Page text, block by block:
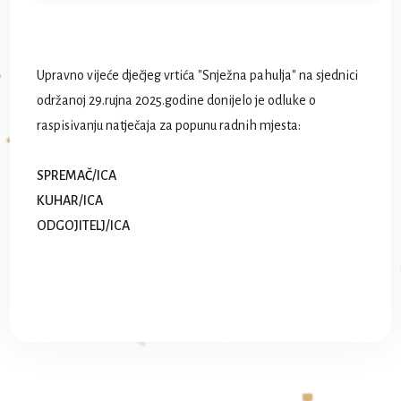
Upravno vijeće dječjeg vrtića "Snježna pahulja" na sjednici
održanoj 29.rujna 2025.godine donijelo je odluke o
raspisivanju natječaja za popunu radnih mjesta:
SPREMAČ/ICA
KUHAR/ICA
ODGOJITELJ/ICA